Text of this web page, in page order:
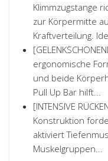
Klimmzugstange
zur Körpermitte
Kraftverteilung.
ergonomische
und beide
Pull Up Bar hilft...
[INTENSIVE
Konstruktion
aktiviert
Muskelgruppen...